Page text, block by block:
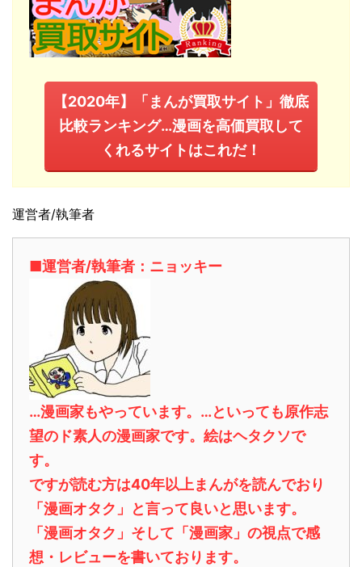
【2020年】「まんが買取サイト」徹底
比較ランキング…漫画を高価買取して
くれるサイトはこれだ！
運営者/執筆者
■運営者/執筆者：ニョッキー
…漫画家もやっています。…といっても原作志
望のド素人の漫画家です。絵はヘタクソで
す。
ですが読む方は40年以上まんがを読んでおり
「漫画オタク」と言って良いと思います。
「漫画オタク」そして「漫画家」の視点で感
想・レビューを書いております。